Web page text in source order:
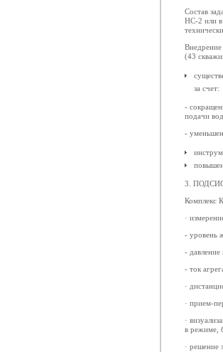
Состав
НС-2 или в
(43
за счет:
-
подачи
-
3.
Комплекс
·
- уровень
- давление
- ток
·
· прием-
·
в режиме,
· решение